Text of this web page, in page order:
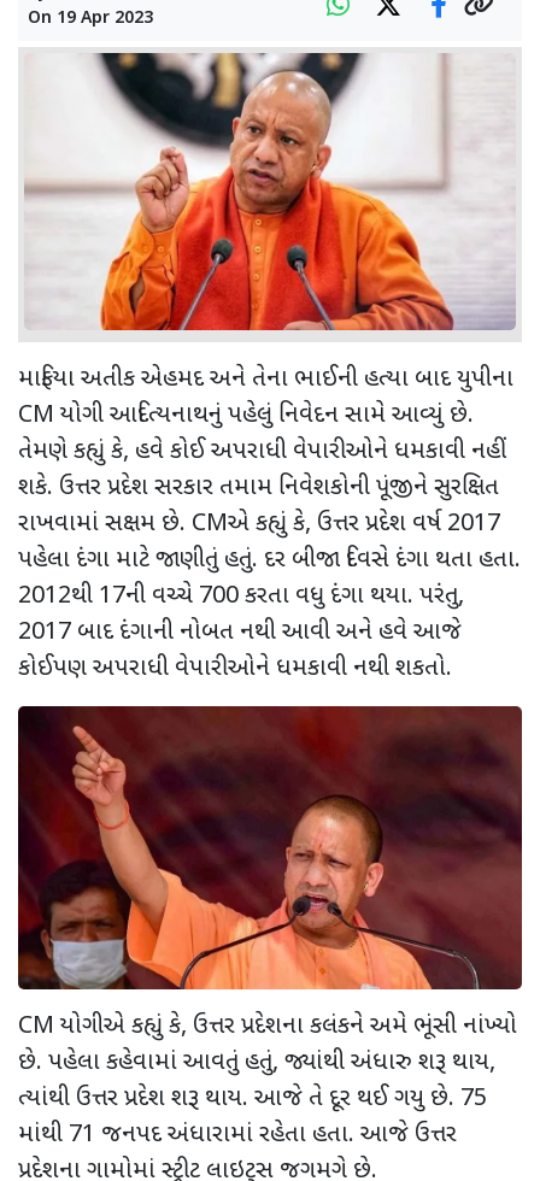
On 19 Apr 2023
માફિયા અતીક એહમદ અને તેના ભાઈની હત્યા બાદ યુપીના
CM યોગી આદિત્યનાથનું પહેલું નિવેદન સામે આવ્યું છે.
તેમણે કહ્યું કે, હવે કોઈ અપરાધી વેપારીઓને ધમકાવી નહીં
શકે. ઉત્તર પ્રદેશ સરકાર તમામ નિવેશકોની પૂંજીને સુરક્ષિત
રાખવામાં સક્ષમ છે. CMએ કહ્યું કે, ઉત્તર પ્રદેશ વર્ષ 2017
પહેલા દંગા માટે જાણીતું હતું. દર બીજા દિવસે દંગા થતા હતા.
2012થી 17ની વચ્ચે 700 કરતા વધુ દંગા થયા. પરંતુ,
2017 બાદ દંગાની નોબત નથી આવી અને હવે આજે
કોઈપણ અપરાધી વેપારીઓને ધમકાવી નથી શકતો.
CM યોગીએ કહ્યું કે, ઉત્તર પ્રદેશના કલંકને અમે ભૂંસી નાંખ્યો
છે. પહેલા કહેવામાં આવતું હતું, જ્યાંથી અંધારુ શરૂ થાય,
ત્યાંથી ઉત્તર પ્રદેશ શરૂ થાય. આજે તે દૂર થઈ ગયુ છે. 75
માંથી 71 જનપદ અંધારામાં રહેતા હતા. આજે ઉત્તર
પ્રદેશના ગામોમાં સ્ટ્રીટ લાઇટ્સ જગમગે છે.